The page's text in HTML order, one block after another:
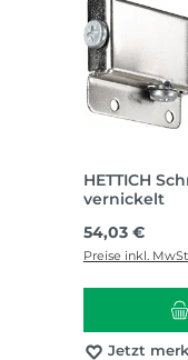
HETTICH
vernickelt
Regulärer
54,03 €
Preise inkl.
Jetzt